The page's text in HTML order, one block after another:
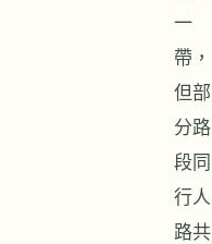
一
帶，
但部
分路
段同
行人
路共